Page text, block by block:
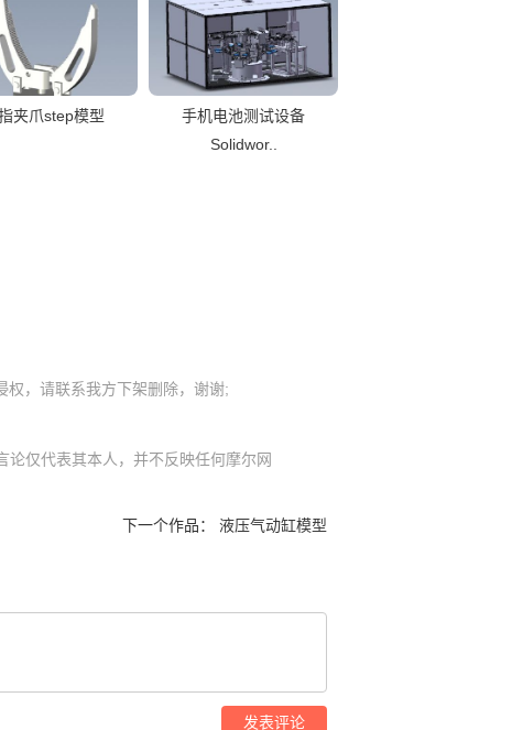
夹爪step模型
手机电池测试设备
Solidwor..
仅代表其本人，并不反映任何摩尔网
下一个作品： 液压气动缸模型
发表评论